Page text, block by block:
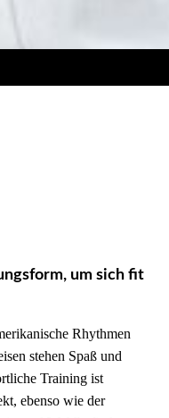
um sich fit
Rhythmen
stehen Spaß und
Training ist
ebenso wie der